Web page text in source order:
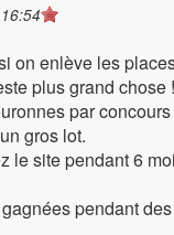
on enlève les
plus grand chose !
par
gros lot.
le site pendant 6
pendant